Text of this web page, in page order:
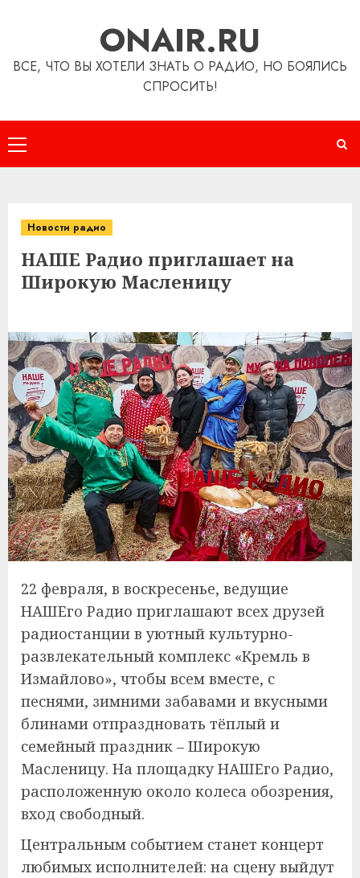
ONAIR.RU
ВСЕ, ЧТО ВЫ ХОТЕЛИ ЗНАТЬ О РАДИО, НО БОЯЛИСЬ
СПРОСИТЬ!
Основное
меню
Новости радио
НАШЕ Радио приглашает на
Широкую Масленицу
22 февраля, в воскресенье, ведущие
НАШЕго Радио приглашают всех друзей
радиостанции в уютный культурно-
развлекательный комплекс «Кремль в
Измайлово», чтобы всем вместе, с
песнями, зимними забавами и вкусными
блинами отпраздновать тёплый и
семейный праздник – Широкую
Масленицу. На площадку НАШЕго Радио,
расположенную около колеса обозрения,
вход свободный.
Центральным событием станет концерт
любимых исполнителей: на сцену выйдут